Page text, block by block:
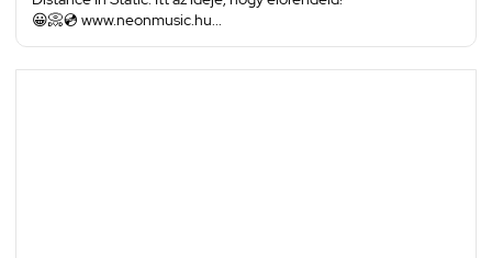
😀📀💿 www.neonmusic.hu...